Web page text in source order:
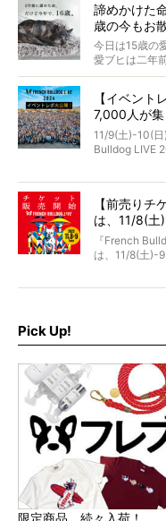
くれる？」
さらには、霊
法まで。
お笑い芸人だ
と軽くなる。
永久保存版の
た。
僧侶としての
当時54歳とい
選んだのか。
また、愛犬の
た。
諦めかけた
歳の今もお
今日は15歳の
愛ブヒは二年
激減。検査を
もう諦める
が「THE fu-
そして「THE
ブヒは15歳に
今回は、二
【イベン
7,000人が
貌！
11/9(土)-10(
Bulldog LIVE
今年はのべ
day1の司会
ェスには世代
に豪華なライ
北は北海道、
グが一堂に会
【前売りチ
は、11/8(土
マソング制
『French
は、11/8(土)-
お得な前売
ど、内容盛り
お見逃しなく
Pick Up!
限定商品、続々入荷！